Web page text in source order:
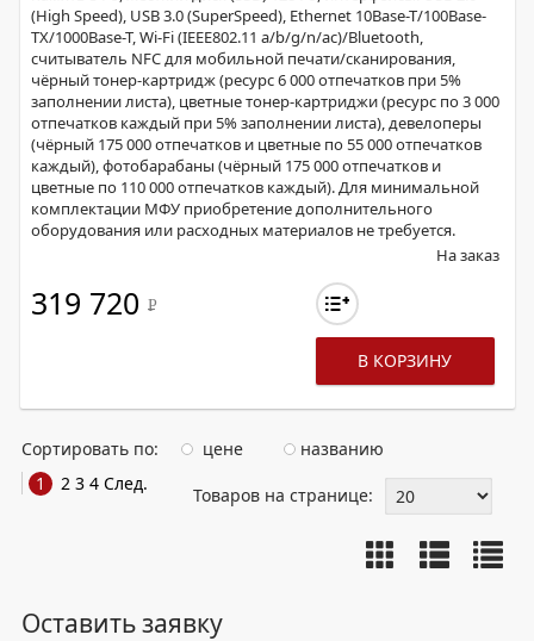
(High Speed), USB 3.0 (SuperSpeed), Ethernet 10Base-T/100Base-
TX/1000Base-T, Wi-Fi (IEEE802.11 a/b/g/n/ac)/Bluetooth,
считыватель NFC для мобильной печати/сканирования,
чёрный тонер-картридж (ресурс 6 000 отпечатков при 5%
заполнении листа), цветные тонер-картриджи (ресурс по 3 000
отпечатков каждый при 5% заполнении листа), девелоперы
(чёрный 175 000 отпечатков и цветные по 55 000 отпечатков
каждый), фотобарабаны (чёрный 175 000 отпечатков и
цветные по 110 000 отпечатков каждый). Для минимальной
комплектации МФУ приобретение дополнительного
оборудования или расходных материалов не требуется.
На заказ
319 720 Р
В КОРЗИНУ
Сортировать по: цене
названию
1
2 3 4 След.
Товаров на странице:
Оставить заявку